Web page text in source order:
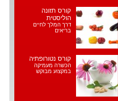
קורס תזונה
הוליסטית
דרך המלך לחיים
בריאים
קורס נטורופתיה
הכשרה מעמיקה
במקצוע מבוקש